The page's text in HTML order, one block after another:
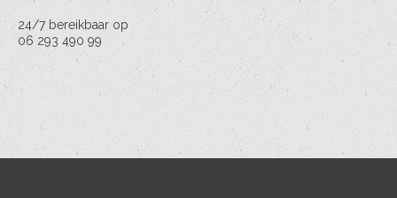
24/7 bereikbaar op
06 293 490 99